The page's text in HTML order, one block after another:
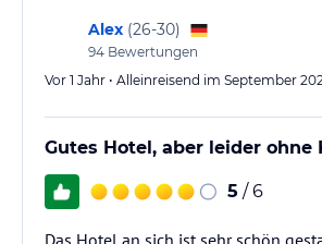
Alex (26-30)
94 Bewertungen
Vor 1 Jahr • Alleinreisend im September
Gutes Hotel, aber leider ohne
5 / 6
Das Hotel an sich ist sehr schön